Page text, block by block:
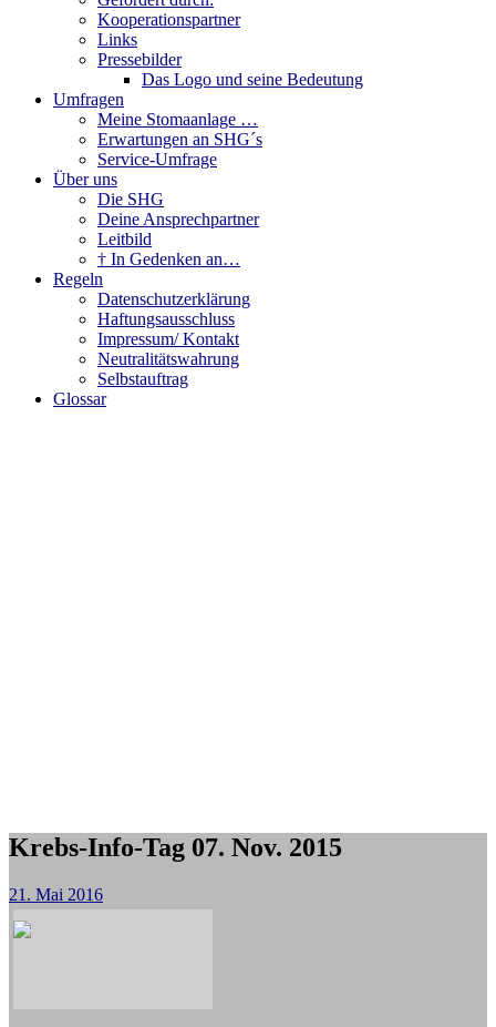
Kooperationspartner
Links
Pressebilder
Das Logo und seine Bedeutung
Umfragen
Meine Stomaanlage …
Erwartungen an SHG´s
Service-Umfrage
Über uns
Die SHG
Deine Ansprechpartner
Leitbild
† In Gedenken an…
Regeln
Datenschutzerklärung
Haftungsausschluss
Impressum/ Kontakt
Neutralitätswahrung
Selbstauftrag
Glossar
Krebs-Info-Tag 07. Nov. 2015
21. Mai 2016